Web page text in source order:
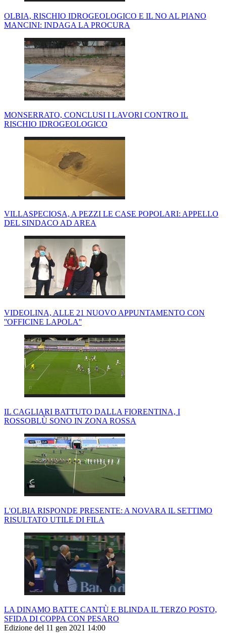
OLBIA, RISCHIO IDROGEOLOGICO E IL NO AL PIANO
MANCINI: INDAGA LA PROCURA
MONSERRATO, CONCLUSI I LAVORI CONTRO IL
RISCHIO IDROGEOLOGICO
VILLASPECIOSA, A PEZZI LE CASE POPOLARI: APPELLO
DEL SINDACO AD AREA
VIDEOLINA, ALLE 21 NUOVO APPUNTAMENTO CON
''OFFICINE LAPOLA''
IL CAGLIARI BATTUTO DALLA FIORENTINA, I
ROSSOBLÙ SONO IN ZONA ROSSA
L'OLBIA RISPONDE PRESENTE: A NOVARA IL SETTIMO
RISULTATO UTILE DI FILA
LA DINAMO BATTE CANTÙ E BLINDA IL TERZO POSTO,
SFIDA DI COPPA CON PESARO
Edizione del 11 gen 2021 14:00